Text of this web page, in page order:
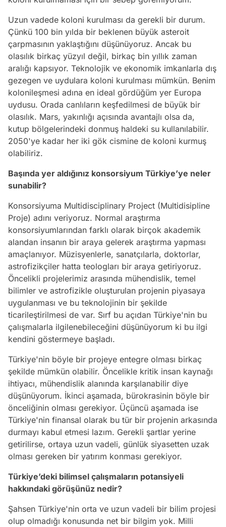
Uzun vadede koloni kurulması da gerekli bir durum.
Çünkü 100 bin yılda bir beklenen büyük asteroit
çarpmasının yaklaştığını düşünüyoruz. Ancak bu
olasılık birkaç yüzyıl değil, birkaç bin yıllık zaman
aralığı kapsıyor. Teknolojik ve ekonomik imkanlarla dış
gezegen ve uydulara koloni kurulması mümkün. Benim
kolonileşmesi adına en ideal gördüğüm yer Europa
uydusu. Orada canlıların keşfedilmesi de büyük bir
olasılık. Mars, yakınlığı açısında avantajlı olsa da,
kutup bölgelerindeki donmuş haldeki su kullanılabilir.
2050'ye kadar her iki gök cismine de koloni kurmuş
olabiliriz.
Başında yer aldığınız konsorsiyum Türkiye’ye neler
sunabilir?
Konsorsiyuma Multidisciplinary Project (Multidisipline
Proje) adını veriyoruz. Normal araştırma
konsorsiyumlarından farklı olarak birçok akademik
alandan insanın bir araya gelerek araştırma yapması
amaçlanıyor. Müzisyenlerle, sanatçılarla, doktorlar,
astrofizikçiler hatta teologları bir araya getiriyoruz.
Öncelikli projelerimiz arasında mühendislik, temel
bilimler ve astrofizikle oluşturulan projenin piyasaya
uygulanması ve bu teknolojinin bir şekilde
ticarileştirilmesi de var. Sırf bu açıdan Türkiye'nin bu
çalışmalarla ilgilenebileceğini düşünüyorum ki bu ilgi
kendini göstermeye başladı.
Türkiye'nin böyle bir projeye entegre olması birkaç
şekilde mümkün olabilir. Öncelikle kritik insan kaynağı
ihtiyacı, mühendislik alanında karşılanabilir diye
düşünüyorum. İkinci aşamada, bürokrasinin böyle bir
önceliğinin olması gerekiyor. Üçüncü aşamada ise
Türkiye'nin finansal olarak bu tür bir projenin arkasında
durmayı kabul etmesi lazım. Gerekli şartlar yerine
getirilirse, ortaya uzun vadeli, günlük siyasetten uzak
olması gereken bir yatırım konması gerekiyor.
Türkiye’deki bilimsel çalışmaların potansiyeli
hakkındaki görüşünüz nedir?
Şahsen Türkiye'nin orta ve uzun vadeli bir bilim projesi
olup olmadığı konusunda net bir bilgim yok. Milli